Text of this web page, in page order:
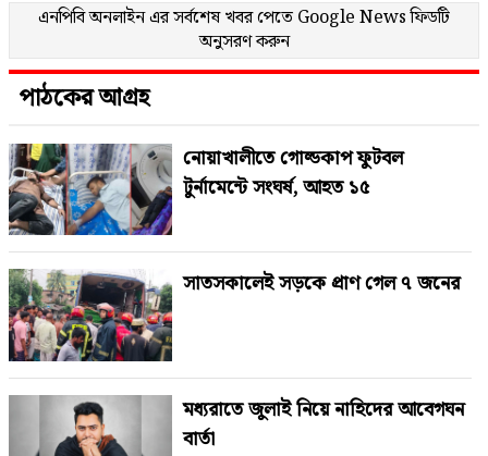
এনপিবি অনলাইন এর সর্বশেষ খবর পেতে Google Newsফিডটি
অনুসরণ করুন
পাঠকের আগ্রহ
নোয়াখালীতে গোল্ডকাপ ফুটবল
টুর্নামেন্টে সংঘর্ষ, আহত ১৫
সাতসকালেই সড়কে প্রাণ গেল ৭ জনের
মধ্যরাতে জুলাই নিয়ে নাহিদের আবেগঘন
বার্তা